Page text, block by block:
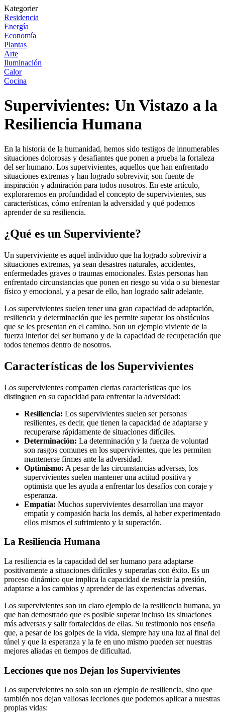
Kategorier
Residencia
Energía
Economía
Plantas
Arte
Iluminación
Calor
Cocina
Supervivientes: Un Vistazo a la
Resiliencia Humana
En la historia de la humanidad, hemos sido testigos de innumerables
situaciones dolorosas y desafiantes que ponen a prueba la fortaleza
del ser humano. Los supervivientes, aquellos que han enfrentado
situaciones extremas y han logrado sobrevivir, son fuente de
inspiración y admiración para todos nosotros. En este artículo,
exploraremos en profundidad el concepto de supervivientes, sus
características, cómo enfrentan la adversidad y qué podemos
aprender de su resiliencia.
¿Qué es un Superviviente?
Un superviviente es aquel individuo que ha logrado sobrevivir a
situaciones extremas, ya sean desastres naturales, accidentes,
enfermedades graves o traumas emocionales. Estas personas han
enfrentado circunstancias que ponen en riesgo su vida o su bienestar
físico y emocional, y a pesar de ello, han logrado salir adelante.
Los supervivientes suelen tener una gran capacidad de adaptación,
resiliencia y determinación que les permite superar los obstáculos
que se les presentan en el camino. Son un ejemplo viviente de la
fuerza interior del ser humano y de la capacidad de recuperación que
todos tenemos dentro de nosotros.
Características de los Supervivientes
Los supervivientes comparten ciertas características que los
distinguen en su capacidad para enfrentar la adversidad:
Resiliencia: Los supervivientes suelen ser personas
resilientes, es decir, que tienen la capacidad de adaptarse y
recuperarse rápidamente de situaciones difíciles.
Determinación: La determinación y la fuerza de voluntad
son rasgos comunes en los supervivientes, que les permiten
mantenerse firmes ante la adversidad.
Optimismo: A pesar de las circunstancias adversas, los
supervivientes suelen mantener una actitud positiva y
optimista que les ayuda a enfrentar los desafíos con coraje y
esperanza.
Empatía: Muchos supervivientes desarrollan una mayor
empatía y compasión hacia los demás, al haber experimentado
ellos mismos el sufrimiento y la superación.
La Resiliencia Humana
La resiliencia es la capacidad del ser humano para adaptarse
positivamente a situaciones difíciles y superarlas con éxito. Es un
proceso dinámico que implica la capacidad de resistir la presión,
adaptarse a los cambios y aprender de las experiencias adversas.
Los supervivientes son un claro ejemplo de la resiliencia humana, ya
que han demostrado que es posible superar incluso las situaciones
más adversas y salir fortalecidos de ellas. Su testimonio nos enseña
que, a pesar de los golpes de la vida, siempre hay una luz al final del
túnel y que la esperanza y la fe en uno mismo pueden ser nuestras
mejores aliadas en tiempos de dificultad.
Lecciones que nos Dejan los Supervivientes
Los supervivientes no solo son un ejemplo de resiliencia, sino que
también nos dejan valiosas lecciones que podemos aplicar a nuestras
propias vidas: